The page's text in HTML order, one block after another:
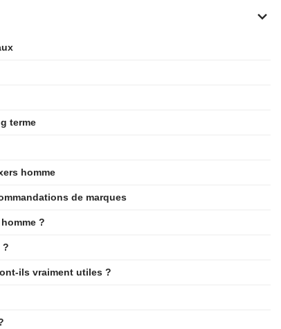
terme
homme
de marques
?
?
ils vraiment utiles ?